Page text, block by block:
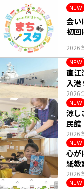
NEW
2026
会い
初
NEW
2026
直江
NEW
2026
涼し
民館
NEW
2026
心が
紙教
NEW